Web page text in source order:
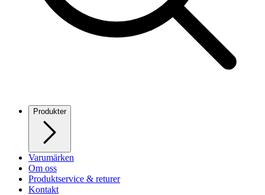
Produkter
Varumärken
Om oss
Produktservice & returer
Kontakt